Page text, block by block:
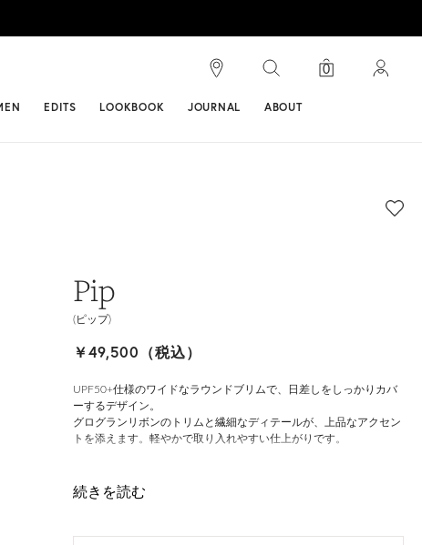
0
EDITS LOOKBOOK JOURNAL ABOUT
Pip
(ピップ)
￥49,500（税込）
UPF50+仕様のワイドなラウンドブリムで、日差しをしっかりカバ
ーするデザイン。
グログランリボンのトリムと繊細なディテールが、上品なアクセン
トを添えます。軽やかで取り入れやすい仕上がりです。
ONE SIZE展開の商品:ONE SIZE 57.5cm
*天然素材を用いたハンドメイドのため、サイズ・色には個体差が